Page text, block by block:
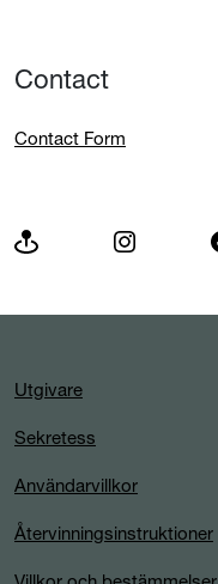
Contact
Contact Form
Utgivare
Sekretess
Användarvillkor
Återvinningsinstruktioner